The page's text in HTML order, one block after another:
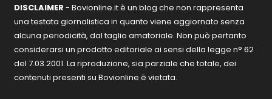
DISCLAIMER - Bovionline.it è un blog che non rappresenta
una testata giornalistica in quanto viene aggiornato senza
alcuna periodicità, dal taglio amatoriale. Non può pertanto
considerarsi un prodotto editoriale ai sensi della legge n° 62
del 7.03.2001. La riproduzione, sia parziale che totale, dei
contenuti presenti su Bovionline è vietata.